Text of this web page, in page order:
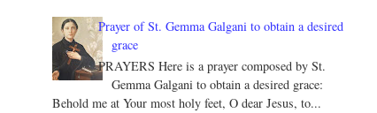
Prayer of St. Gemma Galgani to obtain a desired
grace
PRAYERS Here is a prayer composed by St.
Gemma Galgani to obtain a desired grace:
Behold me at Your most holy feet, O dear Jesus, to...